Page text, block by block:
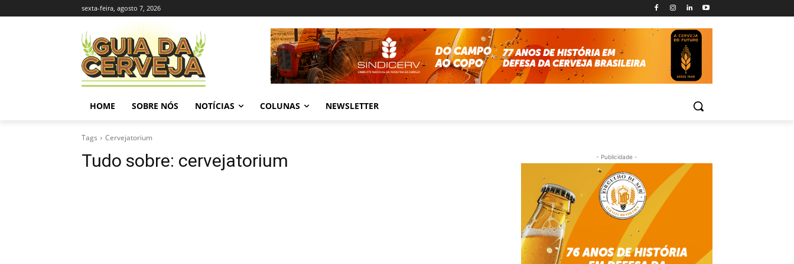
sexta-feira, agosto 7, 2026
HOME SOBRE NÓS NOTÍCIAS COLUNAS NEWSLETTER
Tags Cervejatorium
Tudo sobre: cervejatorium - Publicidade -